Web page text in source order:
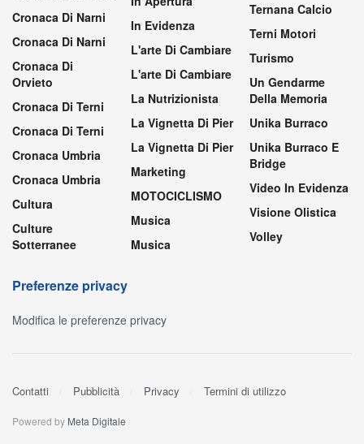
Cronaca Di Narni
Cronaca Di Narni
Cronaca Di
Orvieto
Cronaca Di Terni
Cronaca Di Terni
Cronaca Umbria
Cronaca Umbria
Cultura
Culture
Sotterranee
In Evidenza
L'arte Di Cambiare
L'arte Di Cambiare
La Nutrizionista
La Vignetta Di Pier
La Vignetta Di Pier
Marketing
MOTOCICLISMO
Musica
Musica
Ternana Calcio
Terni Motori
Turismo
Un Gendarme
Della Memoria
Unika Burraco
Unika Burraco E
Bridge
Video In Evidenza
Visione Olistica
Volley
Preferenze privacy
Modifica le preferenze privacy
Contatti Pubblicità Privacy Termini di utilizzo
Powered by Meta Digitale